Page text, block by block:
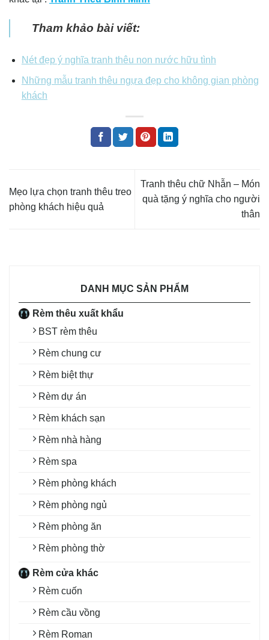
DANH MỤC SẢN PHẨM
Rèm thêu xuất khẩu
BST rèm thêu
Rèm chung cư
Rèm biệt thự
Rèm dự án
Rèm khách sạn
Rèm nhà hàng
Rèm spa
Rèm phòng khách
Rèm phòng ngủ
Rèm phòng ăn
Rèm phòng thờ
Rèm cửa khác
Rèm cuốn
Rèm cầu vồng
Rèm Roman
Tham khảo bài viết:
Nét đẹp ý nghĩa tranh thêu non nước hữu tình
Những mẫu tranh thêu ngựa đẹp cho không gian phòng
khách
Mẹo lựa chọn tranh thêu treo
phòng khách hiệu quả
Tranh thêu chữ Nhẫn – Món
quà tặng ý nghĩa cho người
thân